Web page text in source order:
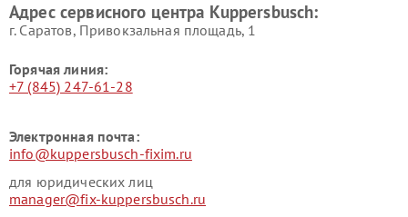
Ремонт сушильных машин Kuppersbusch
Адрес сервисного центра Kuppersbusch:
г. Саратов, Привокзальная площадь, 1
Горячая линия:
+7 (845) 247-61-28
Электронная почта:
info@kuppersbusch-fixim.ru
для юридических лиц
manager@fix-kuppersbusch.ru